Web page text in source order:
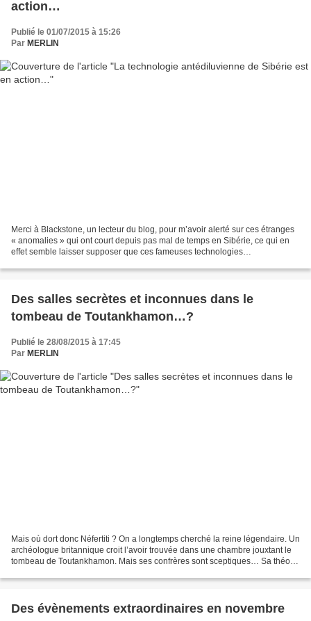
action…
Publié le 01/07/2015 à 15:26
Par MERLIN
Merci à Blackstone, un lecteur du blog, pour m’avoir alerté sur ces étranges
« anomalies » qui ont court depuis pas mal de temps en Sibérie, ce qui en
effet semble laisser supposer que ces fameuses technologies
Des salles secrètes et inconnues dans le
tombeau de Toutankhamon…?
Publié le 28/08/2015 à 17:45
Par MERLIN
Mais où dort donc Néfertiti ? On a longtemps cherché la reine légendaire. Un
archéologue britannique croit l’avoir trouvée dans une chambre jouxtant le
tombeau de Toutankhamon. Mais ses confrères sont sceptiques… Sa théorie
Des évènements extraordinaires en novembre